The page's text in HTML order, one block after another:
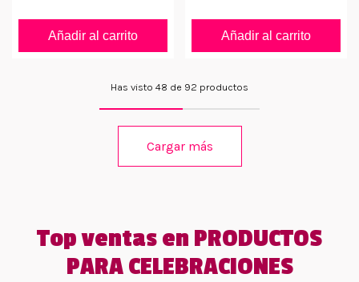
Añadir al carrito Añadir al carrito
Has visto 48 de 92 productos
Cargar más
Top ventas en PRODUCTOS
PARA CELEBRACIONES